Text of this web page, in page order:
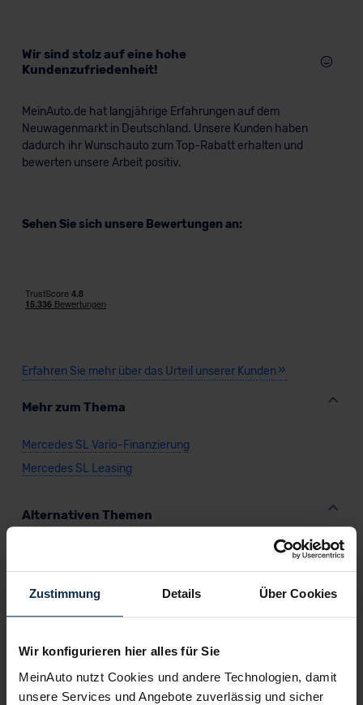
Zustimmung Details Über Cookies
Wir konfigurieren hier alles für Sie
MeinAuto nutzt Cookies und andere Technologien, damit
unsere Services und Angebote zuverlässig und sicher
Wir sind stolz auf eine hohe
Kundenzufriedenheit!
MeinAuto.de hat langjährige Erfahrungen auf dem
Neuwagenmarkt in Deutschland. Unsere Kunden haben
dadurch ihr Wunschauto zum Top-Rabatt erhalten und
bewerten unsere Arbeit positiv.
Sehen Sie sich unsere Bewertungen an:
Erfahren Sie mehr über das Urteil unserer Kunden
Mehr zum Thema
Mercedes SL Vario-Finanzierung
Mercedes SL Leasing
Alternativen Themen
Mercedes SL Benzin
Mercedes SL Automatik
Weitere Modelle der Marke